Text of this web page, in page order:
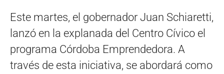
Este martes, el gobernador Juan Schiaretti,
lanzó en la explanada del Centro Cívico el
programa Córdoba Emprendedora. A
través de esta iniciativa, se abordará como